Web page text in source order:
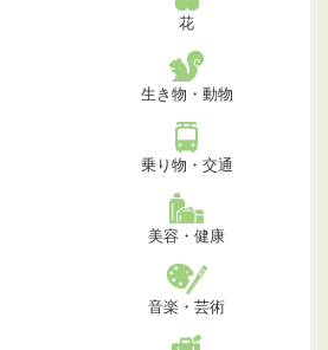
花
生き物・動物
乗り物・交通
美容・健康
音楽・芸術